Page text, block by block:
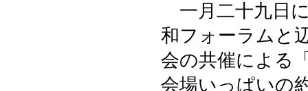
一月二十九日
和フォーラムと
会の共催による
会場いっぱいの